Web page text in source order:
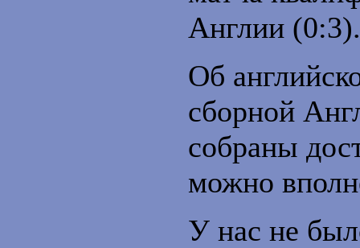
Англии (0:3).
Об
сборной
собраны
можно
У нас не